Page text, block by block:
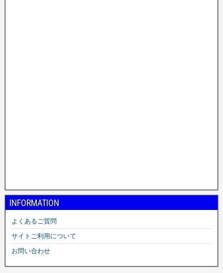
INFORMATION
よくあるご質問
サイトご利用について
お問い合わせ